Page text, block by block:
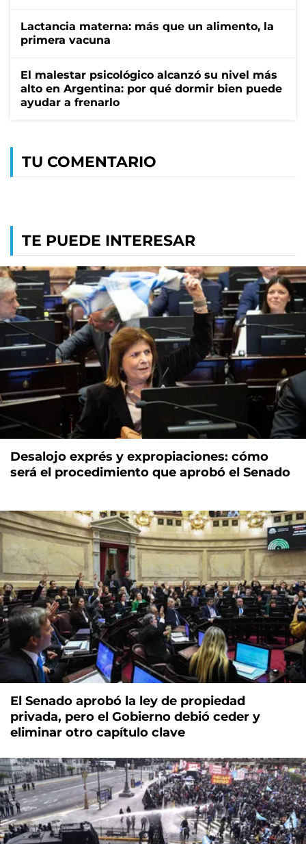
Lactancia materna: más que un alimento, la
primera vacuna
El malestar psicológico alcanzó su nivel más
alto en Argentina: por qué dormir bien puede
ayudar a frenarlo
TU COMENTARIO
TE PUEDE INTERESAR
Desalojo exprés y expropiaciones: cómo
será el procedimiento que aprobó el Senado
El Senado aprobó la ley de propiedad
privada, pero el Gobierno debió ceder y
eliminar otro capítulo clave